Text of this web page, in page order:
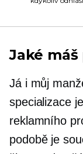
Jaké máš
Já i můj
specializace
reklamního
podobě je